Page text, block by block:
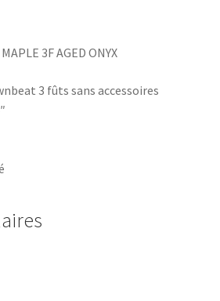
3F AGED ONYX
3 fûts sans accessoires